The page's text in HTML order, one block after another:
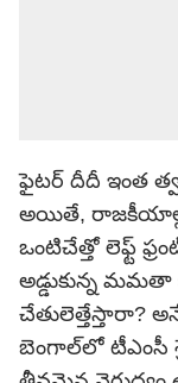
ఫైటర్ దీదీ ఇంత
అయితే, రాజకీయాల్లో
ఒంటిచేత్తో లెఫ్ట్
అడ్డుకున్న
చేతులెత్తేస్తారా?
బెంగాల్‌లో టీఎంసీ